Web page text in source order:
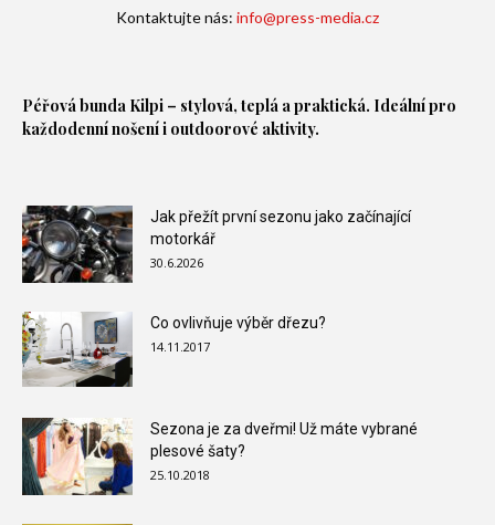
Kontaktujte nás: info@press-media.cz
Péřová bunda Kilpi – stylová, teplá a praktická. Ideální pro
každodenní nošení i outdoorové aktivity.
Jak přežít první sezonu jako začínající
motorkář
30.6.2026
Co ovlivňuje výběr dřezu?
14.11.2017
Sezona je za dveřmi! Už máte vybrané
plesové šaty?
25.10.2018